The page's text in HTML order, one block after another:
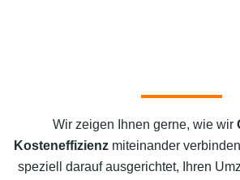
Wir zeigen Ihnen gerne, wie wir
Kosteneffizienz miteinander
speziell darauf ausgerichtet, Ihren